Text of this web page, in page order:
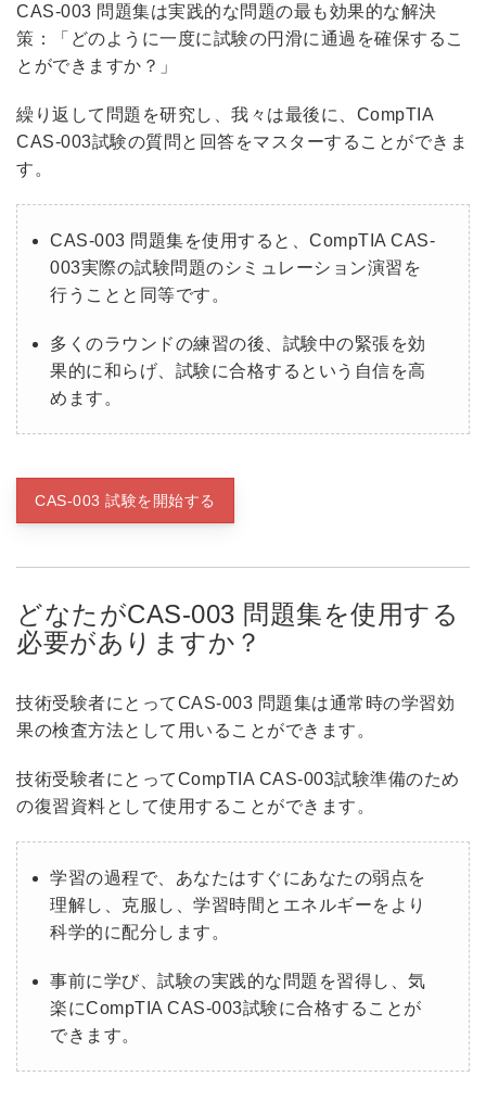
CAS-003 問題集は実践的な問題の最も効果的な解決
策：「どのように一度に試験の円滑に通過を確保するこ
とができますか？」
繰り返して問題を研究し、我々は最後に、CompTIA
CAS-003試験の質問と回答をマスターすることができま
す。
CAS-003 問題集を使用すると、CompTIA CAS-
003実際の試験問題のシミュレーション演習を
行うことと同等です。
多くのラウンドの練習の後、試験中の緊張を効
果的に和らげ、試験に合格するという自信を高
めます。
CAS-003 試験を開始する
どなたがCAS-003 問題集を使用する
必要がありますか？
技術受験者にとってCAS-003 問題集は通常時の学習効
果の検査方法として用いることができます。
技術受験者にとってCompTIA CAS-003試験準備のため
の復習資料として使用することができます。
学習の過程で、あなたはすぐにあなたの弱点を
理解し、克服し、学習時間とエネルギーをより
科学的に配分します。
事前に学び、試験の実践的な問題を習得し、気
楽にCompTIA CAS-003試験に合格することが
できます。